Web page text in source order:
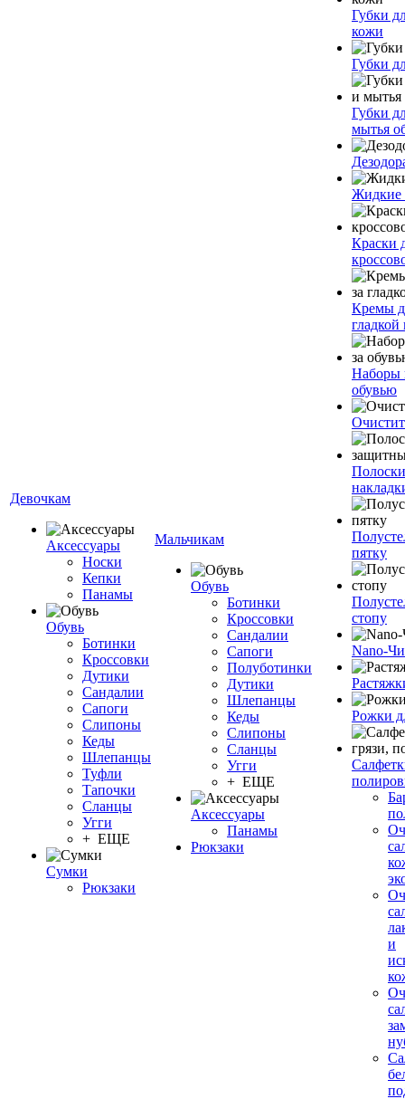
Девочкам
Аксессуары
Носки
Кепки
Панамы
Обувь
Ботинки
Кроссовки
Дутики
Сандалии
Сапоги
Слипоны
Кеды
Шлепанцы
Туфли
Тапочки
Сланцы
Угги
+ ЕЩЕ
Сумки
Рюкзаки
Мальчикам
Обувь
Ботинки
Кроссовки
Сандалии
Сапоги
Полуботинки
Дутики
Шлепанцы
Кеды
Слипоны
Сланцы
Угги
+ ЕЩЕ
Аксессуары
Панамы
Рюкзаки
Губки
кожи
Губки
Губки
мытья
Жидкие
Краски
Кремы
гладкой
Наборы
обувью
пятку
стопу
Nano-
Рожки
и